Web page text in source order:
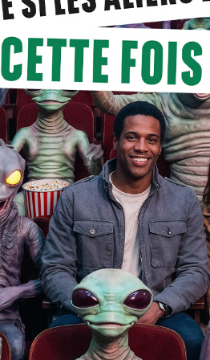
également à la rentrée dans1985
, la
du Brabant coproduite par la RTBF et la
Quant à Thibaut Wohlfahrt, réalisateur
métrages, Ciao Bambinoet La Traversée
réalisé avec Samir Youssef. C’est
rôle principal.
AvecLa Salle des pas perdus, Thibaut
lieu emblématique : le tribunal. Le film
sept destins qui s’entrecroisent dans
marqué par son unité de temps et de
20 plans séquences, qui donneront
Le film fait partie des projets soutenus
d’un casting belge d’envergue, avec
Garçon Chiffon de Nicolas Maury ouUn
Salvadori,La Petite Bande, ou encore
théâtre, vue au cinéma chez Nadir
Caeyman, la révélation de la saison 2
Torpedo, Les Chevaliers Blancs,
sexuelle des Belges et Camping
Bucquoy dans La Dernière Tentation des
Nicole Palo, actuellement à l’affiche de